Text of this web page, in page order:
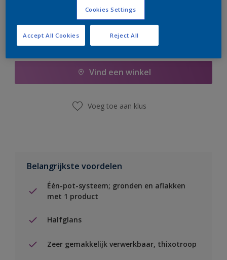
Boodschappenlijst
Vind een winkel
Voeg toe aan klus
Belangrijkste voordelen
Één-pot-systeem; gronden en aflakken
met 1 product
Halfglans
Zeer gemakkelijk verwerkbaar, thixotroop
Cookies Settings
Reject All
Accept All Cookies